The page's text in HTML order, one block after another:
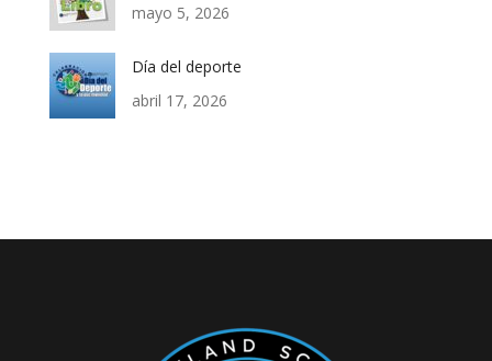
mayo 5, 2026
Día del deporte
abril 17, 2026